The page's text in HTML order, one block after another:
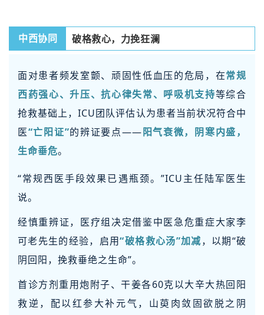
中西协同 破格救心，力挽狂澜
面对患者频发室颤、顽固性低血压的危局，在常规
西药强心、升压、抗心律失常、呼吸机支持等综合
抢救基础上，ICU团队评估认为患者当前状况符合中
医“亡阳证”的辨证要点——阳气衰微，阴寒内盛，
生命垂危。
“常规西医手段效果已遇瓶颈。”ICU主任陆军医生
说。
经慎重辨证，医疗组决定借鉴中医急危重症大家李
可老先生的经验，启用“破格救心汤”加减，以期“破
阴回阳，挽救垂绝之生命”。
首诊方剂重用炮附子、干姜各60克以大辛大热回阳
救逆，配以红参大补元气，山萸肉敛固欲脱之阴